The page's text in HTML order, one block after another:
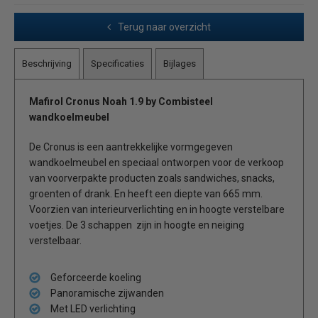
Terug naar overzicht
Beschrijving Specificaties Bijlages
Mafirol Cronus Noah 1.9 by Combisteel
wandkoelmeubel
De Cronus is een aantrekkelijke vormgegeven
wandkoelmeubel en speciaal ontworpen voor de verkoop
van voorverpakte producten zoals sandwiches, snacks,
groenten of drank. En heeft een diepte van 665 mm.
Voorzien van interieurverlichting en in hoogte verstelbare
voetjes. De 3 schappen zijn in hoogte en neiging
verstelbaar.
Geforceerde koeling
Panoramische zijwanden
Met LED verlichting